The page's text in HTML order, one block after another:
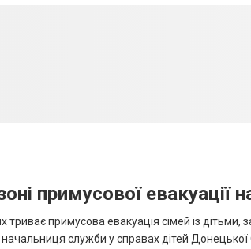
примусової евакуації
триває примусова евакуація сімей із
начальниця служби у справах дітей